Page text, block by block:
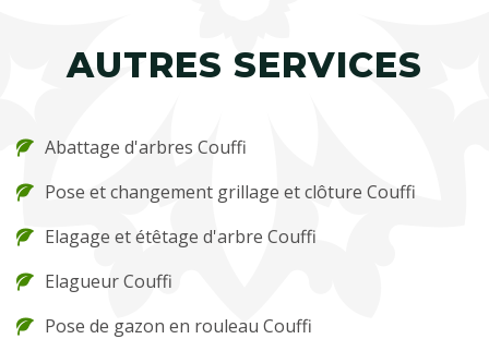
AUTRES SERVICES
Abattage d'arbres Couffi
Pose et changement grillage et clôture Couffi
Elagage et étêtage d'arbre Couffi
Elagueur Couffi
Pose de gazon en rouleau Couffi